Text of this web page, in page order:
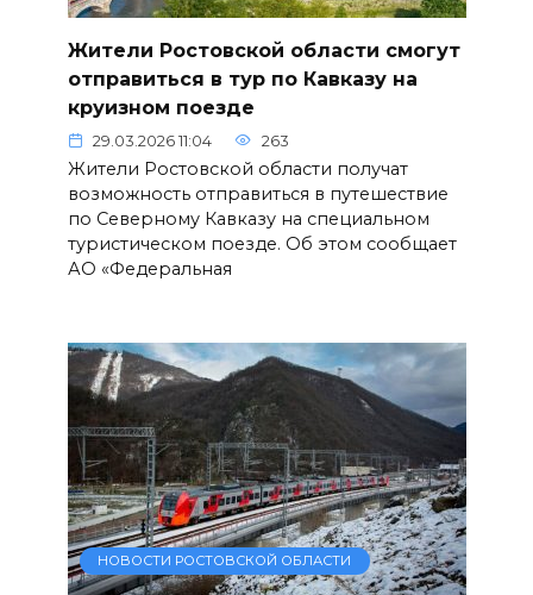
Жители Ростовской области смогут
отправиться в тур по Кавказу на
круизном поезде
29.03.2026 11:04 263
Жители Ростовской области получат
возможность отправиться в путешествие
по Северному Кавказу на специальном
туристическом поезде. Об этом сообщает
АО «Федеральная
НОВОСТИ РОСТОВСКОЙ ОБЛАСТИ